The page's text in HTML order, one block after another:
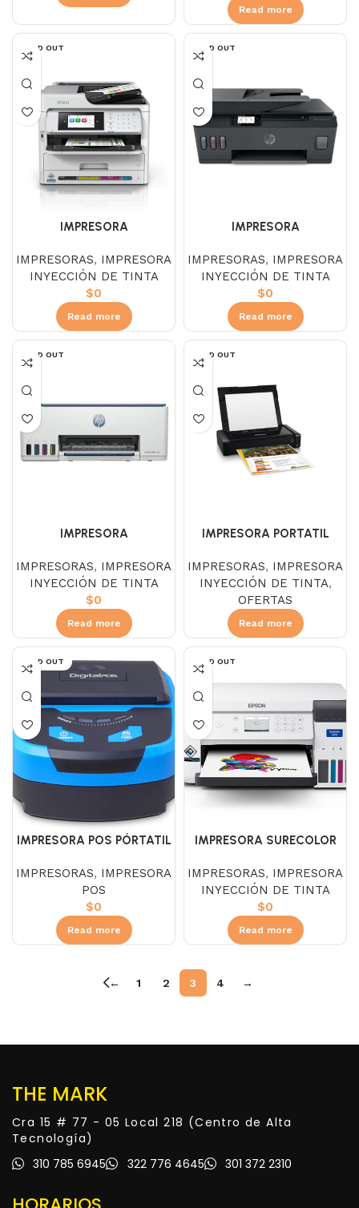
Read more
SOLD OUT
IMPRESORA
WORKFORCE PRO WF-
C5890 WIFI
IMPRESORAS, IMPRESORA
INYECCIÓN DE TINTA
$0
Read more
SOLD OUT
IMPRESORA
SMART TANK 530 WIFI
IMPRESORAS, IMPRESORA
INYECCIÓN DE TINTA
$0
Read more
SOLD OUT
IMPRESORA
SMART TANK 585
IMPRESORAS, IMPRESORA
INYECCIÓN DE TINTA
$0
Read more
SOLD OUT
IMPRESORA PORTATIL
IMPRESORAS, IMPRESORA
INYECCIÓN DE TINTA,
OFERTAS
Read more
SOLD OUT
IMPRESORA POS PÓRTATIL
IMPRESORAS, IMPRESORA
POS
$0
Read more
SOLD OUT
IMPRESORA SURECOLOR
ORIGINAL
IMPRESORAS, IMPRESORA
INYECCIÓN DE TINTA
$0
Read more
← 1 2 3 4 →
THE MARK
Cra 15 # 77 - 05 Local 218 (Centro de Alta
Tecnología)
310 785 6945
322 776 4645 301 372 2310